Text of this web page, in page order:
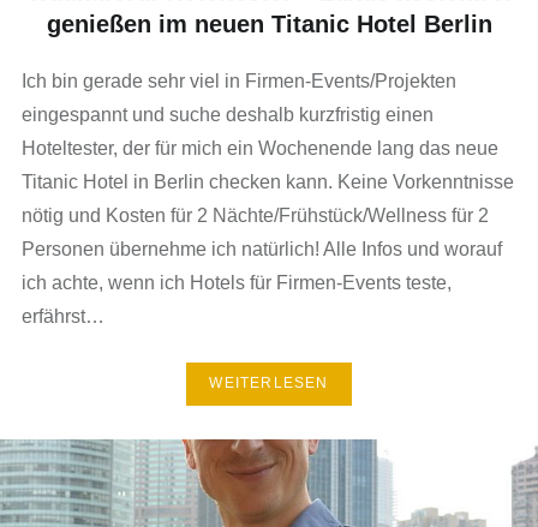
genießen im neuen Titanic Hotel Berlin
Ich bin gerade sehr viel in Firmen-Events/Projekten
eingespannt und suche deshalb kurzfristig einen
Hoteltester, der für mich ein Wochenende lang das neue
Titanic Hotel in Berlin checken kann. Keine Vorkenntnisse
nötig und Kosten für 2 Nächte/Frühstück/Wellness für 2
Personen übernehme ich natürlich! Alle Infos und worauf
ich achte, wenn ich Hotels für Firmen-Events teste,
erfährst…
WEITERLESEN